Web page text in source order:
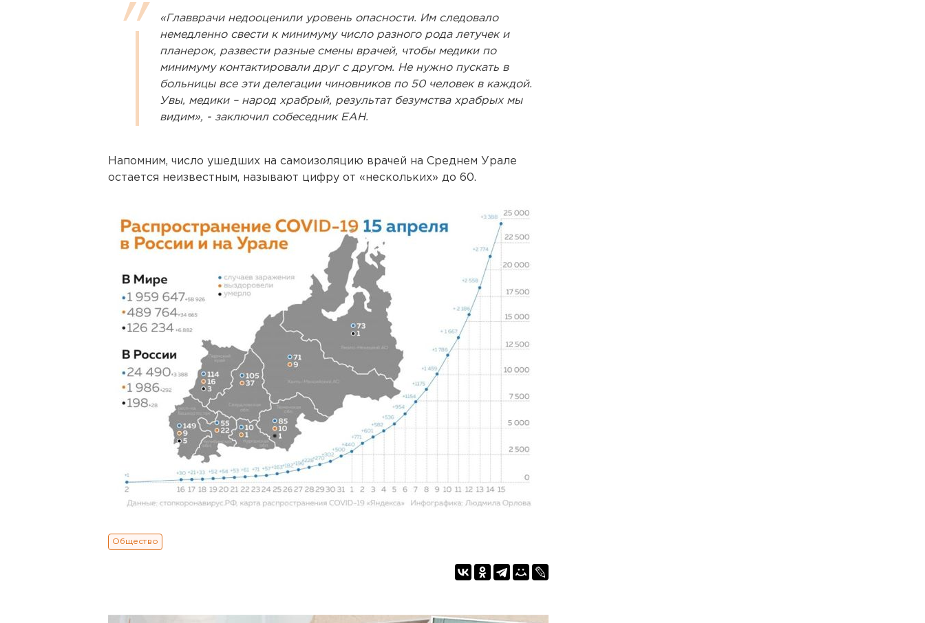
«Главврачи недооценили уровень опасности. Им следовало
немедленно свести к минимуму число разного рода летучек и
планерок, развести разные смены врачей, чтобы медики по
минимуму контактировали друг с другом. Не нужно пускать в
больницы все эти делегации чиновников по 50 человек в каждой.
Увы, медики – народ храбрый, результат безумства храбрых мы
видим», - заключил собеседник ЕАН.
Напомним, число ушедших на самоизоляцию врачей на Среднем Урале
остается неизвестным, называют цифру от «нескольких» до 60.
Общество